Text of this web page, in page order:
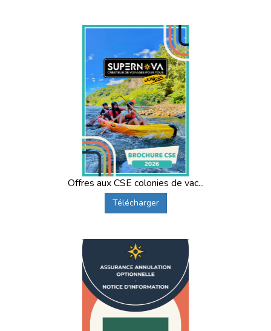
Offres aux CSE colonies de vac...
Télécharger